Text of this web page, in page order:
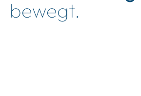
bewegt.